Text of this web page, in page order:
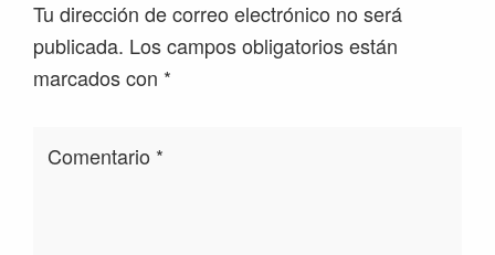
los
lectores
Tu dirección de correo electrónico no será
publicada. Los campos obligatorios están
marcados con *